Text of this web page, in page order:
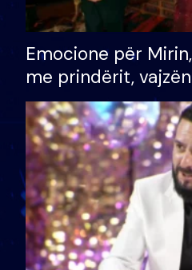
Emocione për
me prindërit,
bashkëshorten:
divorci apo jo?